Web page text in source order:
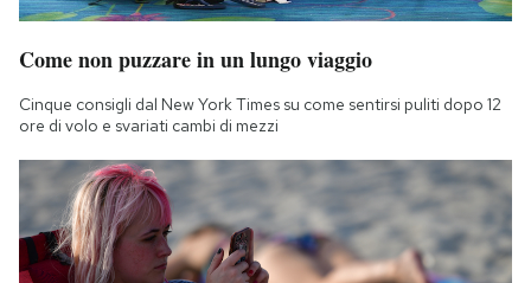
Come non puzzare in un lungo viaggio
Cinque consigli dal New York Times su come sentirsi puliti dopo 12
ore di volo e svariati cambi di mezzi